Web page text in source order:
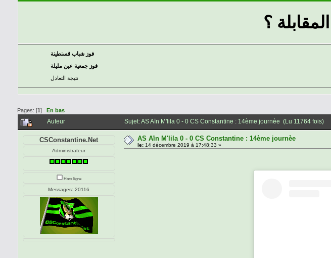
؟
فوز شباب قسنطينة
فوز جمعية عين مليلة
نتيجة التعادل
Pages: [1] En bas
Auteur Sujet: AS Aïn M'lila 0 - 0 CS Constantine : 14ème journèe (Lu 11764 fois)
CSConstantine.Net
Administrateur
Hors ligne
Messages: 20116
AS Aïn M'lila 0 - 0 CS Constantine : 14ème journèe
le:14 décembre 2019 à 17:48:33 »